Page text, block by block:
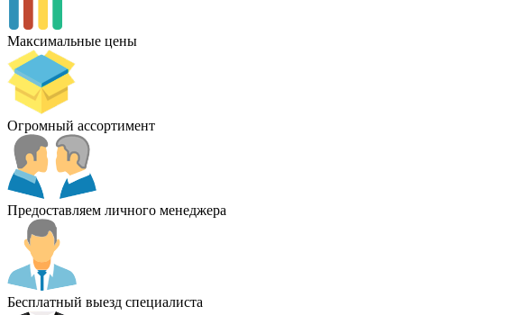
Максимальные цены
Огромный ассортимент
Предоставляем личного менеджера
Бесплатный выезд специалиста